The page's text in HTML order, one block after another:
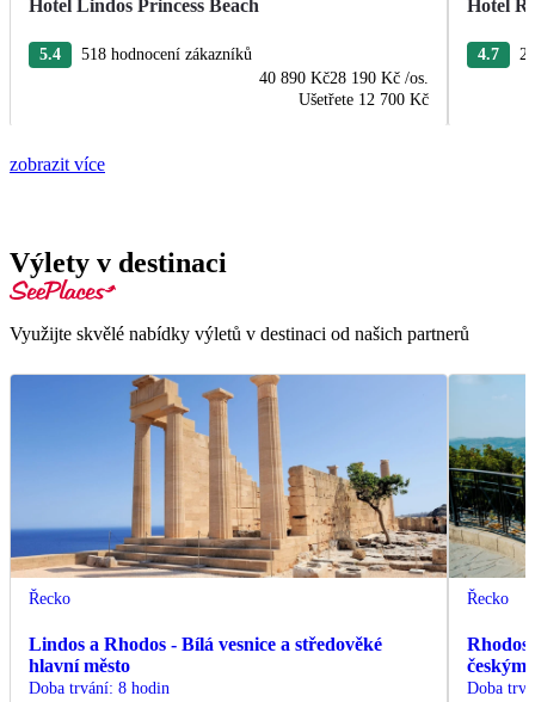
Hotel Lindos Princess Beach
5.4
518 hodnocení zákazníků
40 890 Kč28 190 Kč /os.
Ušetřete 12 700 Kč
Hotel
4.7
zobrazit více
Výlety v destinaci
Využijte skvělé nabídky výletů v destinaci od našich partnerů
Řecko
Lindos a Rhodos - Bílá vesnice a středověké
hlavní město
Doba trvání: 8 hodin
Řecko
Rhodos
českým
Doba